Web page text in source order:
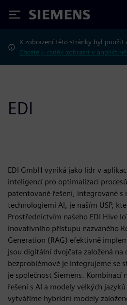
Siemens
K zobrazení této stránky byl použit
Chcete ji raději zobrazit v
EDI
EDI GmbH vyniká jako lídr v
inteligencí pro optimalizaci
patentované řešení, integrované s
technologiemi AI, je naším USP,
Prostřednictvím našeho EDI Hive
inovativního přístupu nazvaného
Generation (RAG) efektivně
jsou digitální dvojčata založená na
bezproblémově je integrujeme se
je společnost Siemens. Kombinací
řešení s AI a modely velkých
vytváříme hybridní modely